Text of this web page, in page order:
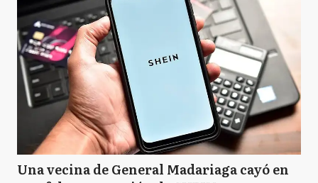
Una vecina de General Madariaga cayó en